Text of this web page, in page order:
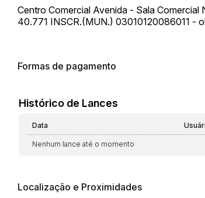
Centro Comercial Avenida - Sala
40.771 INSCR.(MUN.) 03010120086011 -
Formas de pagamento
Histórico de Lances
Data
Nenhum lance até o momento
Localização e Proximidades